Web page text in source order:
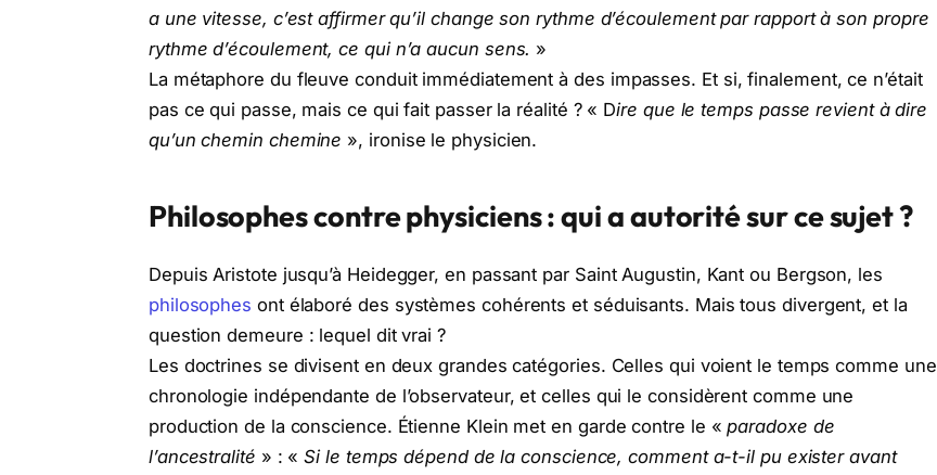
a une vitesse, c’est affirmer qu’il change son rythme d’écoulement par rapport à son propre
rythme d’écoulement, ce qui n’a aucun sens. »
La métaphore du fleuve conduit immédiatement à des impasses. Et si, finalement, ce n’était
pas ce qui passe, mais ce qui fait passer la réalité ? « Dire que le temps passe revient à dire
qu’un chemin chemine », ironise le physicien.
Philosophes contre physiciens : qui a autorité sur ce sujet ?
Depuis Aristote jusqu’à Heidegger, en passant par Saint Augustin, Kant ou Bergson, les
philosophes ont élaboré des systèmes cohérents et séduisants. Mais tous divergent, et la
question demeure : lequel dit vrai ?
Les doctrines se divisent en deux grandes catégories. Celles qui voient le temps comme une
chronologie indépendante de l’observateur, et celles qui le considèrent comme une
production de la conscience. Étienne Klein met en garde contre le «paradoxe de
l’ancestralité » : «Si le temps dépend de la conscience, comment a-t-il pu exister avant